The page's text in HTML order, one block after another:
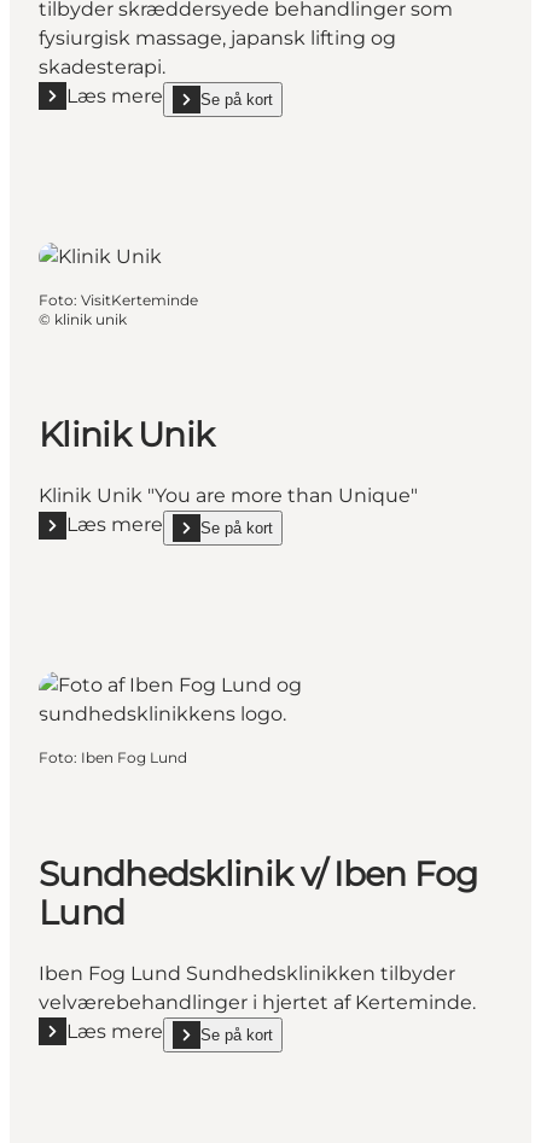
tilbyder skræddersyede behandlinger som
fysiurgisk massage, japansk lifting og
skadesterapi.
Læs mere
Læs mere "Klinikken dig i fokus"
Se på kort
show Klinikken dig i fokus on_map
Foto: VisitKerteminde
© klinik unik
Klinik Unik
Klinik Unik "You are more than Unique"
Læs mere
Læs mere "Klinik Unik"
Se på kort
show Klinik Unik on_map
Foto: Iben Fog Lund
Sundhedsklinik v/ Iben Fog
Lund
Iben Fog Lund Sundhedsklinikken tilbyder
velværebehandlinger i hjertet af Kerteminde.
Læs mere
Læs mere "Sundhedsklinik v/ Iben Fog Lund"
Se på kort
show Sundhedsklinik v/ Iben Fog Lund on_map